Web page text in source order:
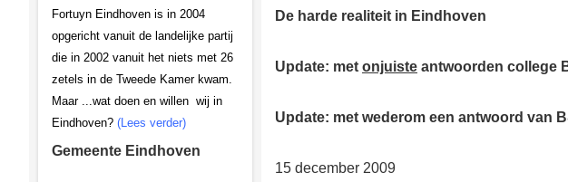
Fortuyn Eindhoven is in 2004
opgericht vanuit de landelijke partij
die in 2002 vanuit het niets met 26
zetels in de Tweede Kamer kwam.
Maar ...wat doen en willen wij in
Eindhoven? (Lees verder)
Gemeente Eindhoven
De harde realiteit in Eindhoven
Update: met onjuiste antwoorden
Update: met wederom een antwoord van
15 december 2009